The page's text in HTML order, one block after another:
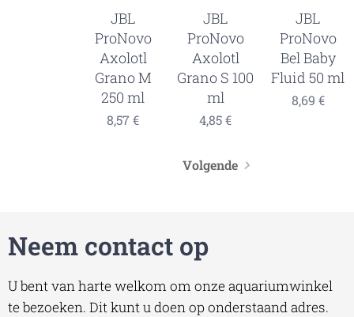
JBL
ProNovo
Axolotl
Grano M
250 ml
8,57€
JBL
ProNovo
Axolotl
Grano S 100
ml
4,85€
JBL
ProNovo
Bel Baby
Fluid 50 ml
8,69 €
Volgende
Neem contact op
U bent van harte welkom om onze aquariumwinkel
te bezoeken. Dit kunt u doen op onderstaand adres.